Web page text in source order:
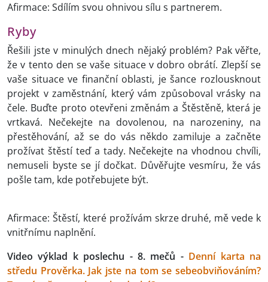
Afirmace: Sdílím svou ohnivou sílu s partnerem.
Ryby
Řešili jste v minulých dnech nějaký problém? Pak věřte,
že v tento den se vaše situace v dobro obrátí. Zlepší se
vaše situace ve finanční oblasti, je šance rozlousknout
projekt v zaměstnání, který vám způsoboval vrásky na
čele. Buďte proto otevřeni změnám a Štěstěně, která je
vrtkavá. Nečekejte na dovolenou, na narozeniny, na
přestěhování, až se do vás někdo zamiluje a začněte
prožívat štěstí teď a tady. Nečekejte na vhodnou chvíli,
nemuseli byste se jí dočkat. Důvěřujte vesmíru, že vás
pošle tam, kde potřebujete být.
Afirmace: Štěstí, které prožívám skrze druhé, mě vede k
vnitřnímu naplnění.
Video výklad k poslechu - 8. mečů - Denní karta na
středu Prověrka. Jak jste na tom se sebeobviňováním?